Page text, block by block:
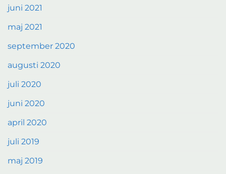
juni 2021
maj 2021
september 2020
augusti 2020
juli 2020
juni 2020
april 2020
juli 2019
maj 2019